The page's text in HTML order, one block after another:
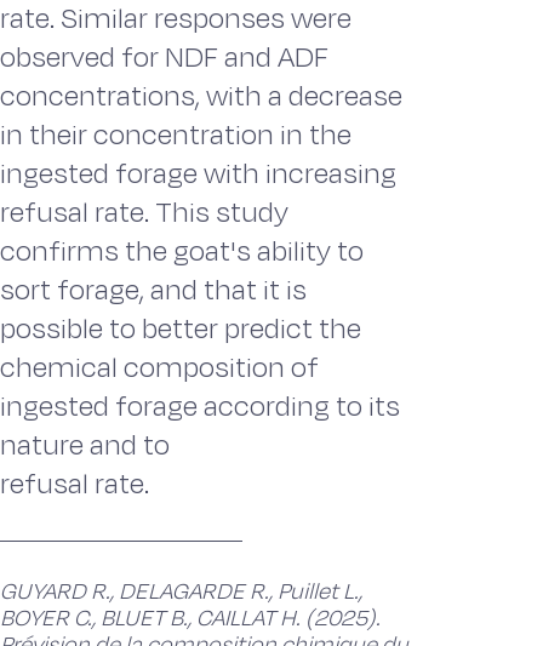
rate. Similar responses were
observed for NDF and ADF
concentrations, with a decrease
in their concentration in the
ingested forage with increasing
refusal rate. This study
confirms the goat's ability to
sort forage, and that it is
possible to better predict the
chemical composition of
ingested forage according to its
nature and to
refusal rate.
GUYARD R., DELAGARDE R., Puillet L.,
BOYER C., BLUET B., CAILLAT H. (2025).